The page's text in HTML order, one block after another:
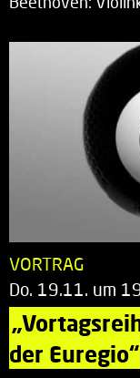
VORTRAG
Do. 19.11. um
der Euregio“